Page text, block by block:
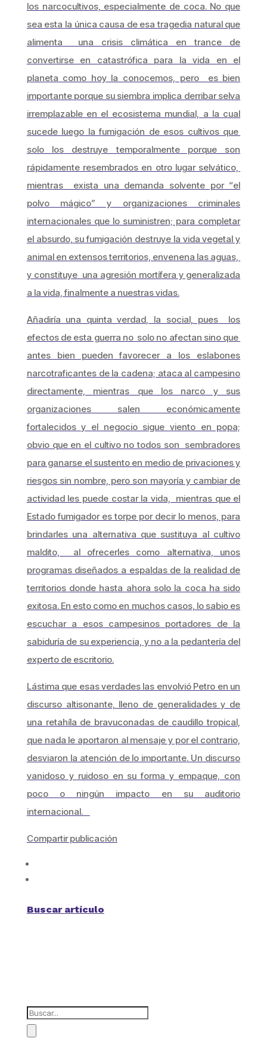
los narcocultivos, especialmente de coca. No que
sea esta la única causa de esa tragedia natural que
alimenta una crisis climática en trance de
convertirse en catastrófica para la vida en el
planeta como hoy la conocemos, pero es bien
importante porque su siembra implica derribar selva
irremplazable en el ecosistema mundial, a la cual
sucede luego la fumigación de esos cultivos que
solo los destruye temporalmente porque son
rápidamente resembrados en otro lugar selvático,
mientras exista una demanda solvente por “el
polvo mágico” y organizaciones criminales
internacionales que lo suministren; para completar
el absurdo, su fumigación destruye la vida vegetal y
animal en extensos territorios, envenena las aguas,
y constituye una agresión mortífera y generalizada
a la vida, finalmente a nuestras vidas.
Añadiría una quinta verdad, la social, pues los
efectos de esta guerra no solo no afectan sino que
antes bien pueden favorecer a los eslabones
narcotraficantes de la cadena; ataca al campesino
directamente, mientras que los narco y sus
organizaciones salen económicamente
fortalecidos y el negocio sigue viento en popa;
obvio que en el cultivo no todos son sembradores
para ganarse el sustento en medio de privaciones y
riesgos sin nombre, pero son mayoría y cambiar de
actividad les puede costar la vida, mientras que el
Estado fumigador es torpe por decir lo menos, para
brindarles una alternativa que sustituya al cultivo
maldito, al ofrecerles como alternativa, unos
programas diseñados a espaldas de la realidad de
territorios donde hasta ahora solo la coca ha sido
exitosa. En esto como en muchos casos, lo sabio es
escuchar a esos campesinos portadores de la
sabiduría de su experiencia, y no a la pedantería del
experto de escritorio.
Lástima que esas verdades las envolvió Petro en un
discurso altisonante, lleno de generalidades y de
una retahíla de bravuconadas de caudillo tropical,
que nada le aportaron al mensaje y por el contrario,
desviaron la atención de lo importante. Un discurso
vanidoso y ruidoso en su forma y empaque, con
poco o ningún impacto en su auditorio
internacional.
Compartir publicación
Buscar artículo